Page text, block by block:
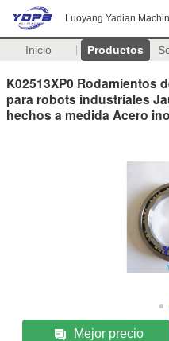
Luoyang Yadian
Inicio Productos
K02513XP0 Rodamientos
para robots industriales
hechos a medida Acero
Mejor precio